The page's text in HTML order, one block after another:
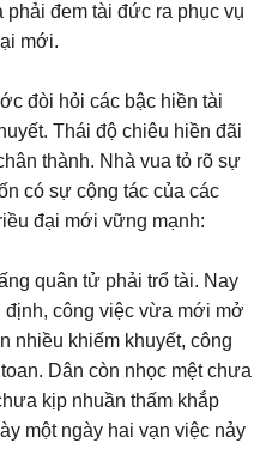
phải đem tài đức ra phục vụ
mới.
đòi hỏi các bậc hiền tài
Thái độ chiêu hiền đãi
thành. Nhà vua tỏ rõ sự
có sự cộng tác của các
đại mới vững mạnh:
quân tử phải trổ tài. Nay
công việc vừa mới mở
nhiều khiếm khuyết, công
Dân còn nhọc mệt chưa
kịp nhuần thấm khắp
một ngày hai vạn việc nảy